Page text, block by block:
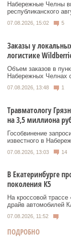
Набережные Челны
республиканского
07.08.2026, 15:02 5
Заказы у
логистике
Объем заказов в
Набережных Челнах
07.08.2026, 13:48 1
Травматологу
на 3,5 миллиона
Гособвинение
известного в
07.08.2026, 13:03 14
В Екатеринбурге
поколения К5
На кроссовой
драйв автомобилей
07.08.2026, 11:52
ПОДРОБНО